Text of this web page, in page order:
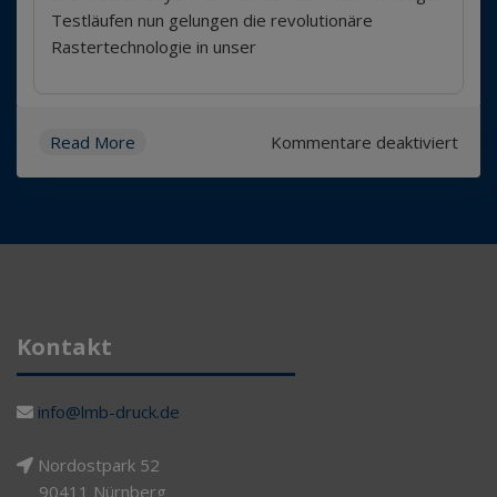
Testläufen nun gelungen die revolutionäre
Rastertechnologie in unser
Read More Kommentare deaktiviertfür
Kontakt
info@lmb-druck.de
Nordostpark 52
90411 Nürnberg